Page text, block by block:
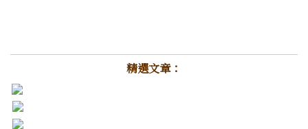
精選文章：